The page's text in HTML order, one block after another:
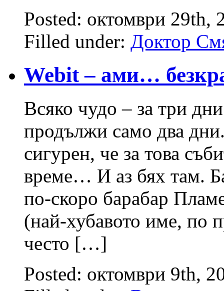
Posted: октомври 29th,
Filled under: Доктор
Webit – ами…
Всяко чудо – за три
продължи само два
сигурен, че за това
време… И аз бях там.
по-скоро барабар
(най-хубавото име, по
често […]
Posted: октомври 9th,